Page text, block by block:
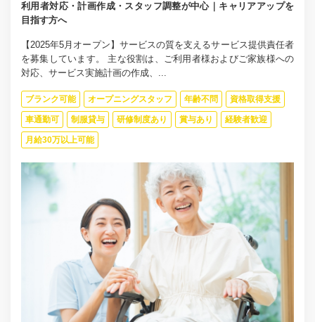
利用者対応・計画作成・スタッフ調整が中心｜キャリアアップを
目指す方へ
【2025年5月オープン】サービスの質を支えるサービス提供責任者
を募集しています。 主な役割は、ご利用者様およびご家族様への
対応、サービス実施計画の作成、...
ブランク可能 オープニングスタッフ 年齢不問 資格取得支援
車通勤可 制服貸与 研修制度あり 賞与あり 経験者歓迎
月給30万以上可能